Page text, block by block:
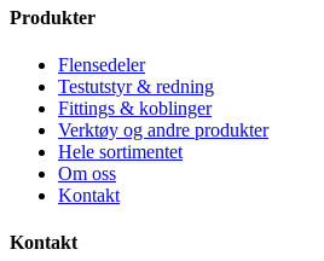
Produkter
Flensedeler
Testutstyr & redning
Fittings & koblinger
Verktøy og andre produkter
Hele sortimentet
Om oss
Kontakt
Kontakt